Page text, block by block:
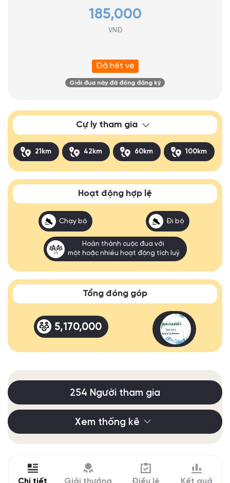
185,000
VNĐ
Đã hết vé
Giải đua này đã đóng đăng ký
Cự ly tham gia
21km 42km 60km 100km
Hoạt động hợp lệ
Chạy bộ Đi bộ
Hoàn thành cuộc đua với
một hoặc nhiều hoạt động tích luỹ
Tổng đóng góp
5,170,000
254 Người tham gia
Xem thống kê
Chi tiết Giải thưởng Điều lệ Kết quả